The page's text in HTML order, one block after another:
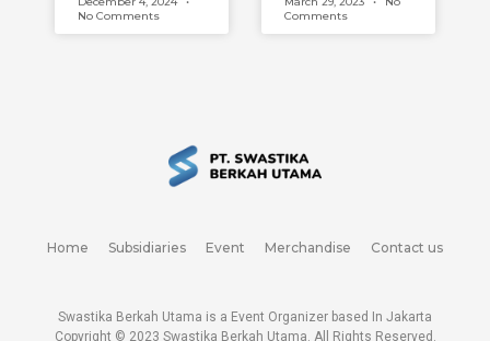
No Comments
Comments
Home Subsidiaries Event Merchandise Contact us
Swastika Berkah Utama is a Event Organizer based In Jakarta
Copyright © 2023 Swastika Berkah Utama . All Rights Reserved.